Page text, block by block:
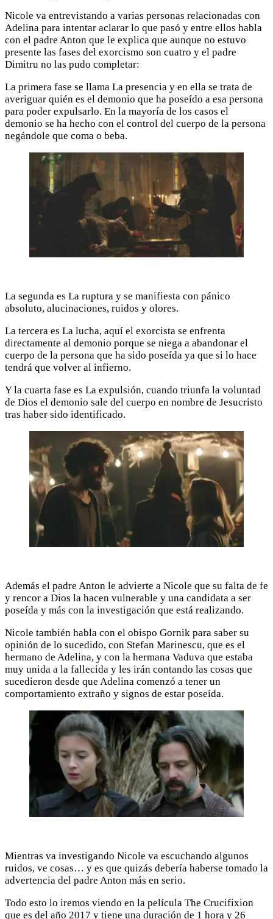
Nicole va entrevistando a varias personas relacionadas con
Adelina para intentar aclarar lo que pasó y entre ellos habla
con el padre Anton que le explica que aunque no estuvo
presente las fases del exorcismo son cuatro y el padre
Dimitru no las pudo completar:
La primera fase se llama La presencia y en ella se trata de
averiguar quién es el demonio que ha poseído a esa persona
para poder expulsarlo. En la mayoría de los casos el
demonio se ha hecho con el control del cuerpo de la persona
negándole que coma o beba.
La segunda es La ruptura y se manifiesta con pánico
absoluto, alucinaciones, ruidos y olores.
La tercera es La lucha, aquí el exorcista se enfrenta
directamente al demonio porque se niega a abandonar el
cuerpo de la persona que ha sido poseída ya que si lo hace
tendrá que volver al infierno.
Y la cuarta fase es La expulsión, cuando triunfa la voluntad
de Dios el demonio sale del cuerpo en nombre de Jesucristo
tras haber sido identificado.
Además el padre Anton le advierte a Nicole que su falta de fe
y rencor a Dios la hacen vulnerable y una candidata a ser
poseída y más con la investigación que está realizando.
Nicole también habla con el obispo Gornik para saber su
opinión de lo sucedido, con Stefan Marinescu, que es el
hermano de Adelina, y con la hermana Vaduva que estaba
muy unida a la fallecida y les irán contando las cosas que
sucedieron desde que Adelina comenzó a tener un
comportamiento extraño y signos de estar poseída.
Mientras va investigando Nicole va escuchando algunos
ruidos, ve cosas… y es que quizás debería haberse tomado la
advertencia del padre Anton más en serio.
Todo esto lo iremos viendo en la película The Crucifixion
que es del año 2017 y tiene una duración de 1 hora y 26